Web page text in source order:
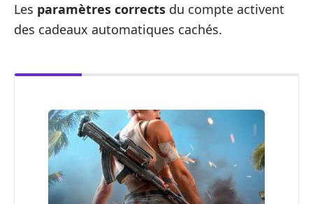
Les paramètres corrects du compte activent
des cadeaux automatiques cachés.